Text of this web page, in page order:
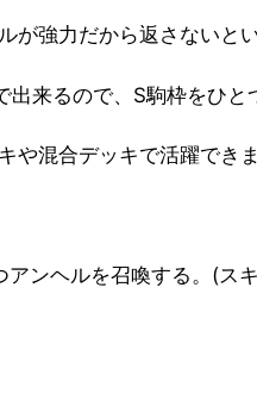
強力だから返さないと
来るので、S駒枠をひ
混合デッキで活躍できま
ンヘルを召喚する。(ス